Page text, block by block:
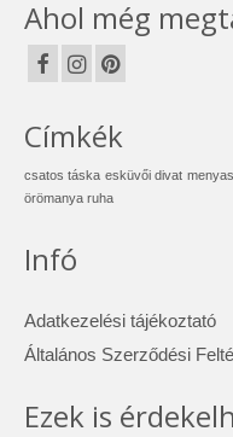
Ahol még
Címkék
csatos táska esküvői divat
örömanya ruha
Infó
Adatkezelési tájékoztató
Általános Szerződési
Ezek is